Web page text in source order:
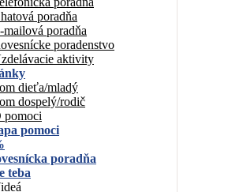
poradňa
mailová poradňa
poradenstvo
aktivity
dieťa/mladý
dospelý/rodič
pomoci
pomoci
poradňa
teba